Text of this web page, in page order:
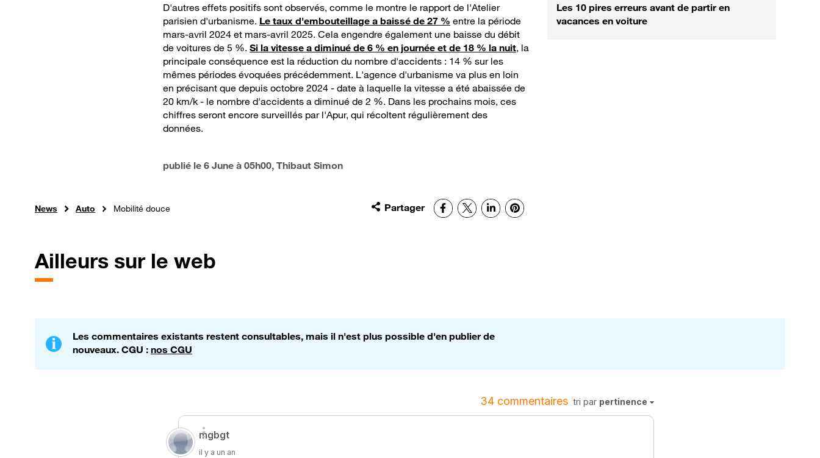
D'autres effets positifs sont observés, comme le montre le rapport de l'Atelier
parisien d'urbanisme. Le taux d'embouteillage a baissé de 27 % entre la période
mars-avril 2024 et mars-avril 2025. Cela engendre également une baisse du débit
de voitures de 5 %. Si la vitesse a diminué de 6 % en journée et de 18 % la nuit, la
principale conséquence est la réduction du nombre d'accidents : 14 % sur les
mêmes périodes évoquées précédemment. L'agence d'urbanisme va plus en loin
en précisant que depuis octobre 2024 - date à laquelle la vitesse a été abaissée de
20 km/k - le nombre d'accidents a diminué de 2 %. Dans les prochains mois, ces
chiffres seront encore surveillés par l'Apur, qui récoltent régulièrement des
données.
publié le 6 June à 05h00, Thibaut Simon
News Auto Mobilité douce Partager Facebook
X LinkedInPinterest
Les 10 pires erreurs avant de partir en
vacances en voiture
Ailleurs sur le web
Les commentaires existants restent consultables, mais il n'est plus possible d'en publier de
nouveaux. CGU : nos CGU